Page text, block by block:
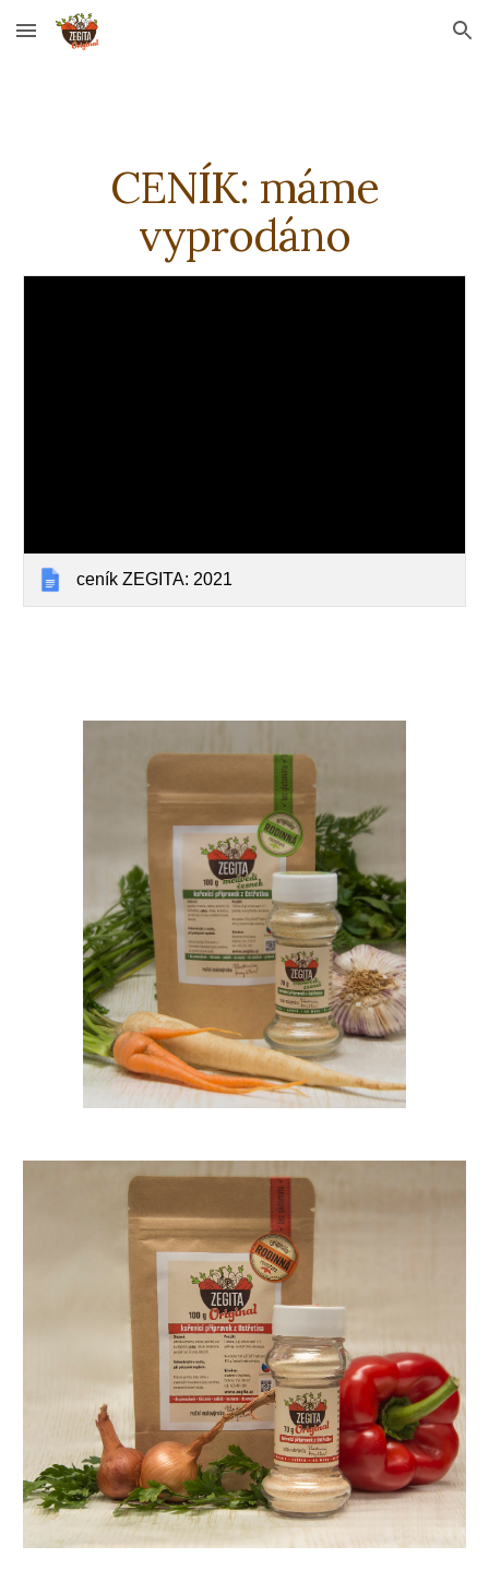
Skip to main content Skip to navigation
CENÍK: máme
vyprodáno
ceník ZEGITA: 2021